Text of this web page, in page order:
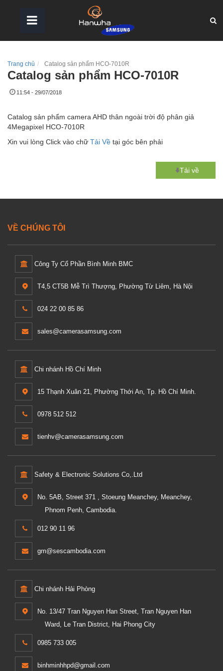
Trang chủ Catalog sản phẩm HCO-7010R
Catalog sản phẩm HCO-7010R
11:54 - 29/07/2018
Catalog sản phẩm camera AHD thân ngoài trời độ phân giả
4Megapixel HCO-7010R
Xin vui lòng Click vào chữ Tải Về tại góc bên phải
Tải về
VỀ CHÚNG TÔI
Công Ty Cổ Phần Bình Minh BMC
T4,5 CT5B Mễ Trì Thượng, Phường Từ Liêm, Hà Nội
024 22 00 85 86
sales@camerasamsung.com
Chi nhánh Hồ Chí Minh
15 Thạnh Xuân 21, Phường Thới An, Tp. Hồ Chí Minh.
0978 512 512
tienhv@camerasamsung.com
Safety & Electronic Solutions Co,.Ltd
No. 5AB, Street 371 , Stoeung Meanchey, Meanchey,
Phnom Penh, Cambodia.
012 90 11 96
gm@sescambodia.com
Chi nhánh Hải Phòng
No. 13/47 Tran Nguyen Han Street, Tran Nguyen Han
Ward, Le Tran District, Hai Phong City
0985 733 005
binhminhhpd@gmail.com